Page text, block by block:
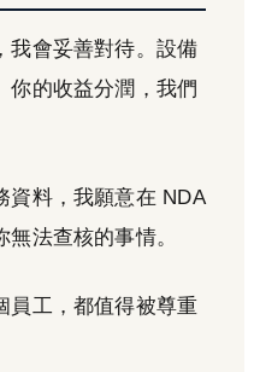
我會妥善對待。設備
你的收益分潤，我們
資料，我願意在 NDA
法查核的事情。
員工，都值得被尊重